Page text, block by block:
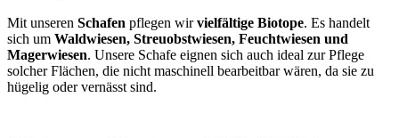
Mit unseren Schafen pflegen wirvielfältige Biotope. Es handelt
sich um Waldwiesen, Streuobstwiesen, Feuchtwiesen und
Magerwiesen. Unsere Schafe eignen sich auch ideal zur Pflege
solcher Flächen, die nicht maschinell bearbeitbar wären, da sie zu
hügelig oder vernässt sind.